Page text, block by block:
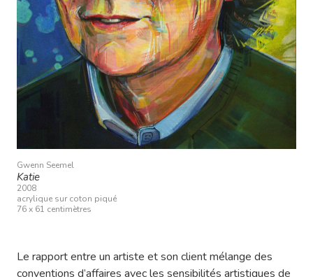
Gwenn Seemel
Katie
2008
acrylique sur coton piqué
76 x 61 centimètres
Le rapport entre un artiste et son client mélange des
conventions d’affaires avec les sensibilités artistiques de